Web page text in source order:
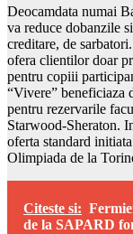
Deocamdata numai
va reduce dobanzile
creditare, de
ofera clientilor doar
pentru copiii
“Vivere” beneficiaza
pentru rezervarile
Starwood-Sheraton.
oferta standard
Olimpiada de la
Citeste si:
de la SAPARD